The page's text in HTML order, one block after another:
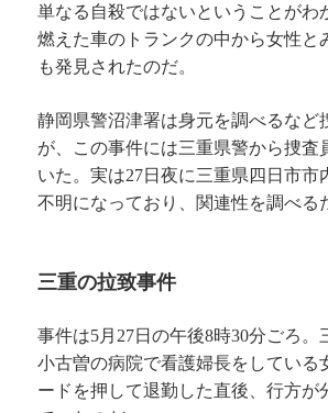
単なる自殺ではないということがわ
燃えた車のトランクの中から女性と
も発見されたのだ。
静岡県警沼津署は身元を調べるなど
が、この事件には三重県警から捜査
いた。実は27日夜に三重県四日市市
不明になっており、関連性を調べる
三重の拉致事件
事件は5月27日の午後8時30分ごろ。
小古曽の病院で看護婦長をしている
ードを押して退勤した直後、行方が